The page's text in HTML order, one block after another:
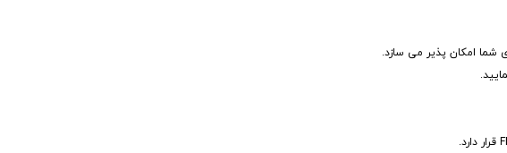
شما امکان پذیر می سازد.